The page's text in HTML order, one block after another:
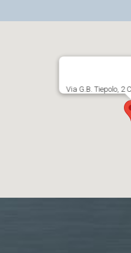
Via G.B. Tiepolo, 2